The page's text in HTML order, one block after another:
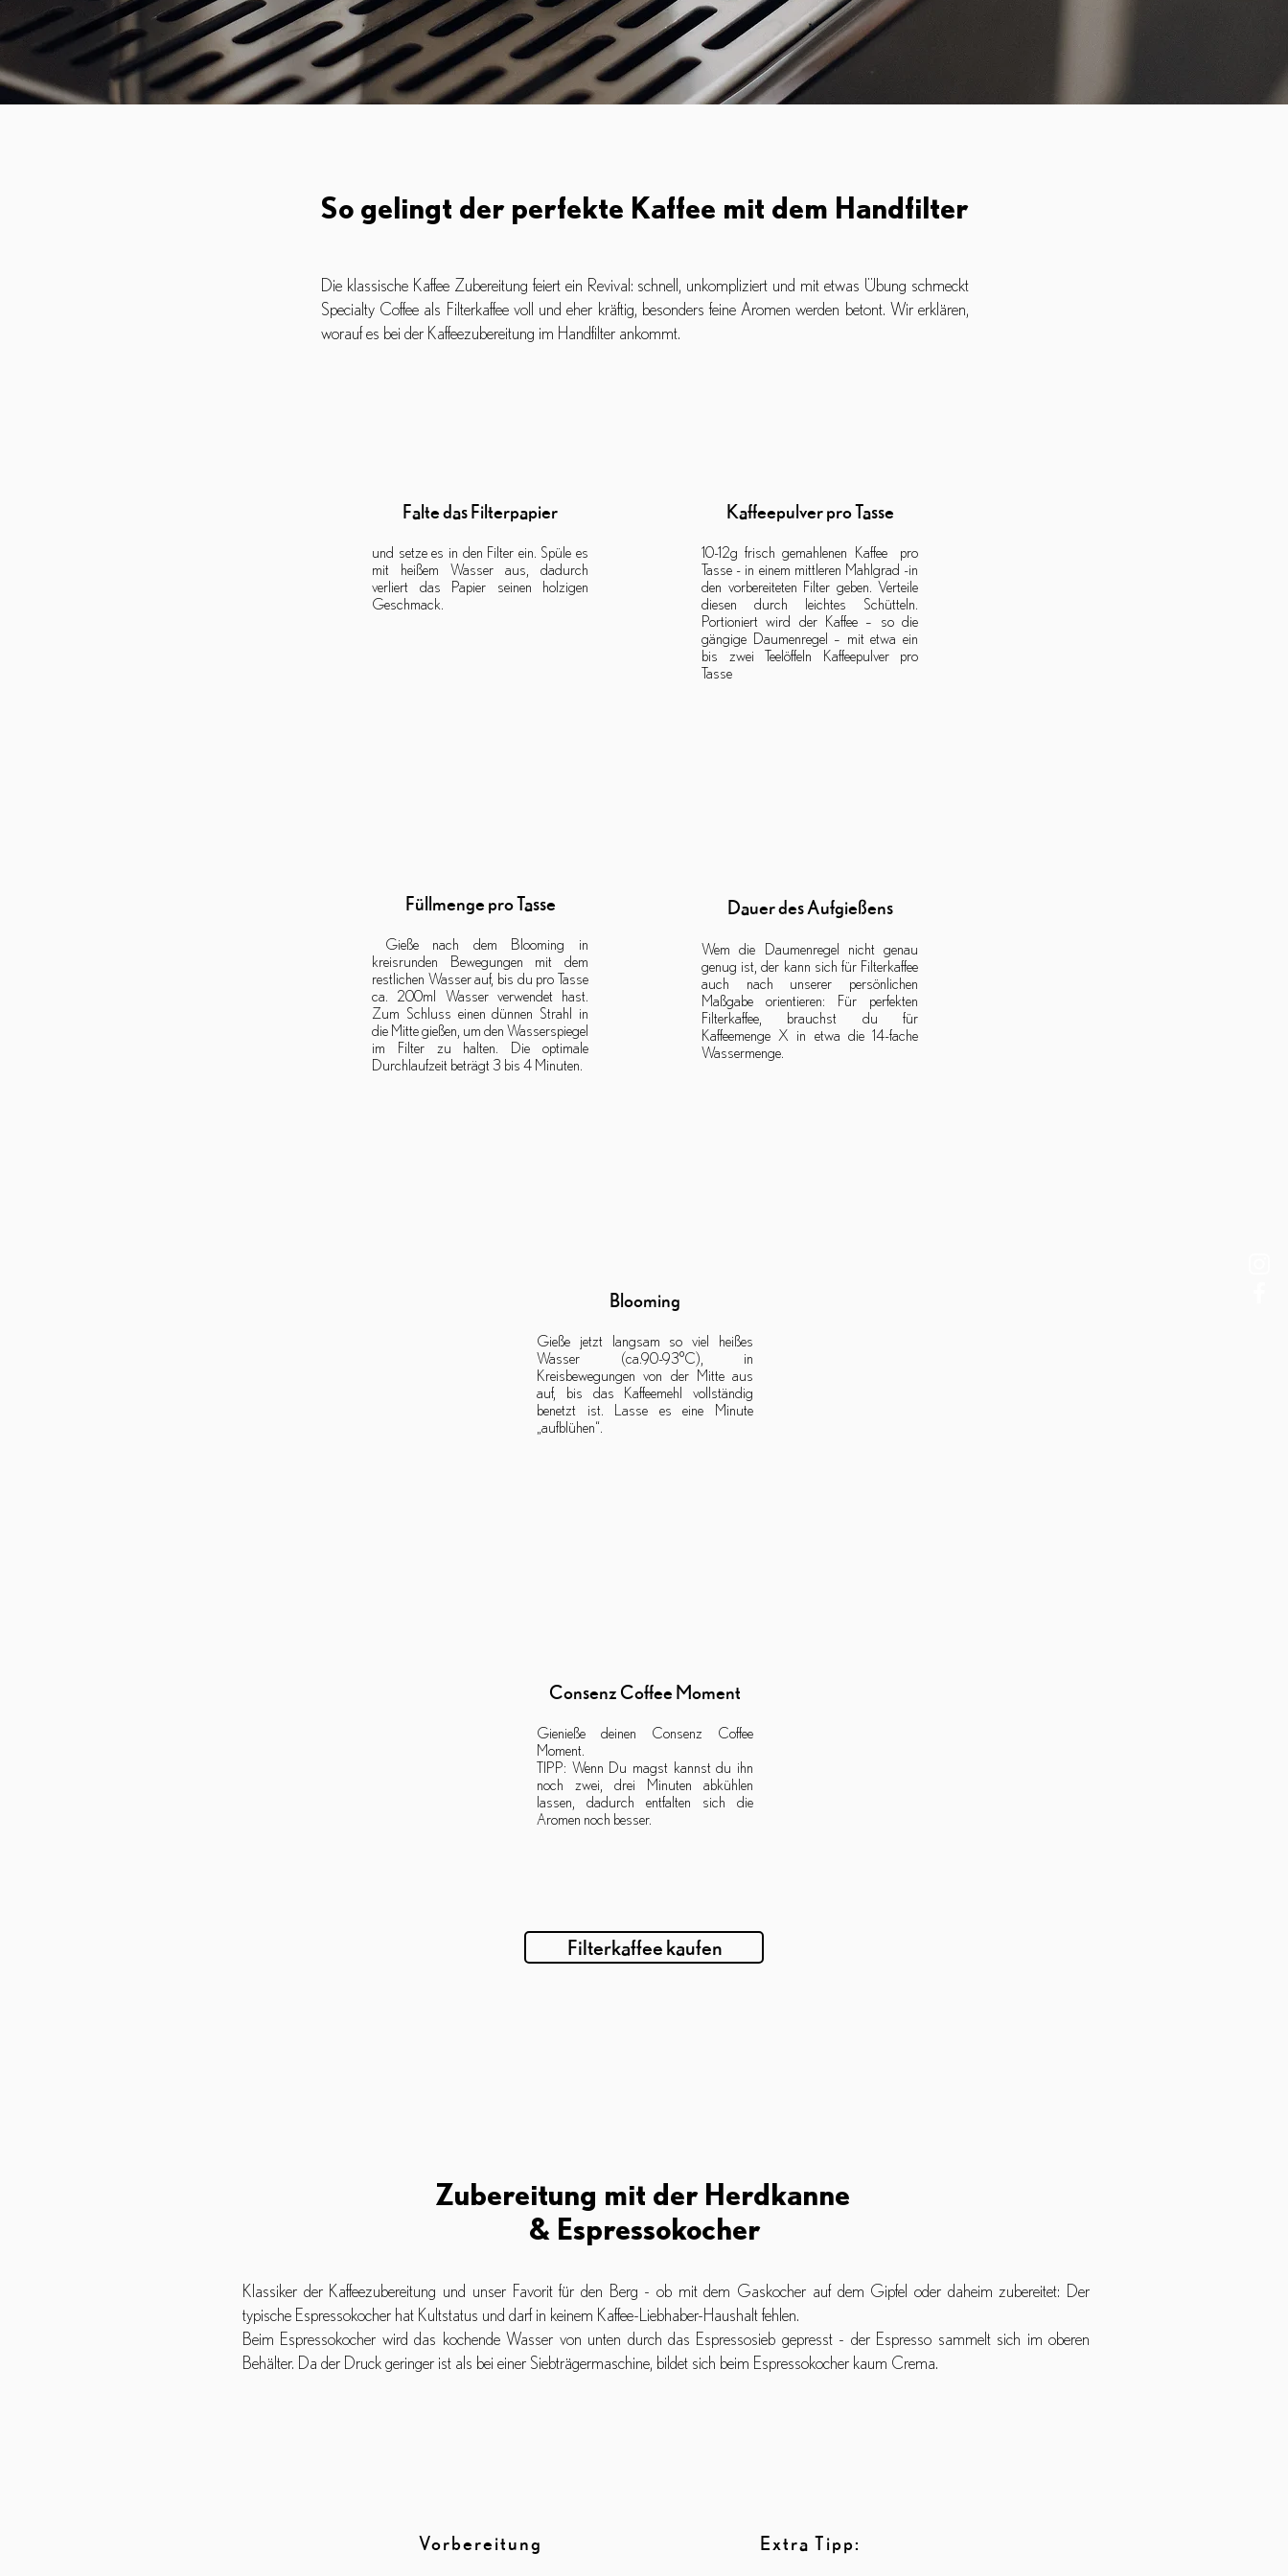
So gelingt der perfekte Kaffee mit dem Handfilter
Die klassische Kaffee Zubereitung feiert ein Revival: schnell, unkompliziert und mit etwas Übung schmeckt
Specialty Coffee als Filterkaffee voll und eher kräftig, besonders feine Aromen werden betont. Wir erklären,
worauf es bei der Kaffeezubereitung im Handfilter ankommt.
Falte das Filterpapier
und setze es in den Filter ein. Spüle es
mit heißem Wasser aus, dadurch
verliert das Papier seinen holzigen
Geschmack.
Füllmenge pro Tasse
Gieße nach dem Blooming in
kreisrunden Bewegungen mit dem
restlichen Wasser auf, bis du pro Tasse
ca. 200ml Wasser verwendet hast.
Zum Schluss einen dünnen Strahl in
die Mitte gießen, um den Wasserspiegel
im Filter zu halten. Die optimale
Durchlaufzeit beträgt 3 bis 4 Minuten.
Kaffeepulver pro Tasse
10-12g frisch gemahlenen Kaffee pro
Tasse - in einem mittleren Mahlgrad -in
den vorbereiteten Filter geben. Verteile
diesen durch leichtes Schütteln.
Portioniert wird der Kaffee – so die
gängige Daumenregel – mit etwa ein
bis zwei Teelöffeln Kaffeepulver pro
Tasse
Dauer desAufgießens
Wem die Daumenregel nicht genau
genug ist, der kann sich für Filterkaffee
auch nach unserer persönlichen
Maßgabe orientieren: Für perfekten
Filterkaffee, brauchst du für
Kaffeemenge X in etwa die 14-fache
Wassermenge.
Blooming
Gieße jetzt langsam so viel heißes
Wasser (ca.90-93°C), in
Kreisbewegungen von der Mitte aus
auf, bis das Kaffeemehl vollständig
benetzt ist. Lasse es eine Minute
„aufblühen“.
Consenz Coffee Moment
Gienieße deinen Consenz Coffee
Moment.
TIPP: Wenn Du magst kannst du ihn
noch zwei, drei Minuten abkühlen
lassen, dadurch entfalten sich die
Aromen noch besser.
Filterkaffee kaufen
Zubereitung mit der Herdkanne
& Espressokocher
Klassiker der Kaffeezubereitung und unser Favorit für den Berg - ob mit dem Gaskocher auf dem Gipfel oder daheim zubereitet: Der
typische Espressokocher hat Kultstatus und darf in keinem Kaffee-Liebhaber-Haushalt fehlen.
Beim Espressokocher wird das kochende Wasser von unten durch das Espressosieb gepresst - der Espresso sammelt sich im oberen
Behälter. Da der Druck geringer ist als bei einer Siebträgermaschine, bildet sich beim Espressokocher kaum Crema.
Vorbereitung Extra Tipp: